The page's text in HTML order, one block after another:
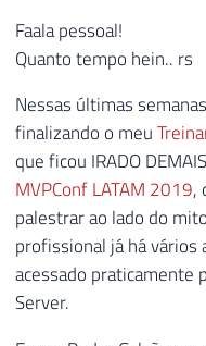
Faala pessoal!
Quanto tempo hein.. rs
Nessas últimas
finalizando o meu
que ficou IRADO
MVPConf LATAM 2019,
palestrar ao lado do
profissional já há vários
acessado praticamente
Server.